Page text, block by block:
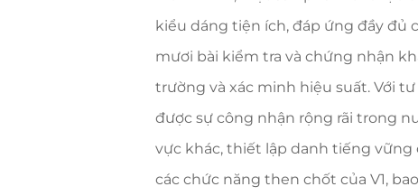
kiểu dáng tiện ích, đáp ứng đầy đủ
mươi bài kiểm tra và chứng nhận
trường và xác minh hiệu suất. Với
được sự công nhận rộng rãi trong
vực khác, thiết lập danh tiếng vững
các chức năng then chốt của V1,